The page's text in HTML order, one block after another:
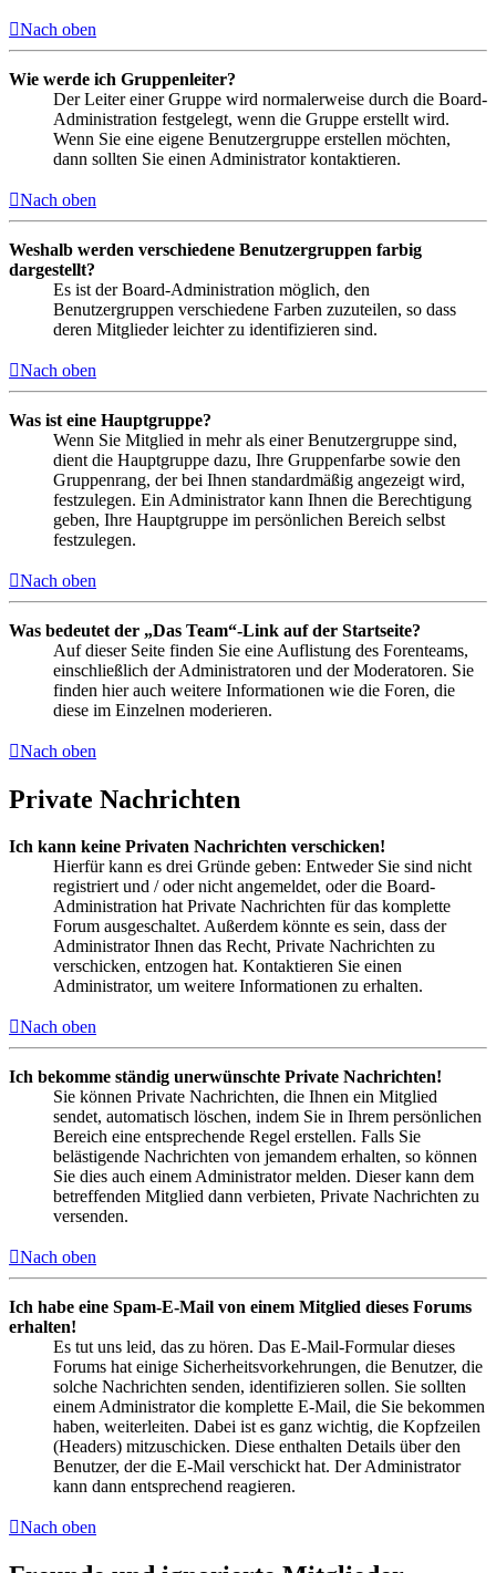
Nach oben
Wie werde ich Gruppenleiter?
Der Leiter einer Gruppe wird normalerweise durch die Board-
Administration festgelegt, wenn die Gruppe erstellt wird.
Wenn Sie eine eigene Benutzergruppe erstellen möchten,
dann sollten Sie einen Administrator kontaktieren.
Nach oben
Weshalb werden verschiedene Benutzergruppen farbig
dargestellt?
Es ist der Board-Administration möglich, den
Benutzergruppen verschiedene Farben zuzuteilen, so dass
deren Mitglieder leichter zu identifizieren sind.
Nach oben
Was ist eine Hauptgruppe?
Wenn Sie Mitglied in mehr als einer Benutzergruppe sind,
dient die Hauptgruppe dazu, Ihre Gruppenfarbe sowie den
Gruppenrang, der bei Ihnen standardmäßig angezeigt wird,
festzulegen. Ein Administrator kann Ihnen die Berechtigung
geben, Ihre Hauptgruppe im persönlichen Bereich selbst
festzulegen.
Nach oben
Was bedeutet der „Das Team“-Link auf der Startseite?
Auf dieser Seite finden Sie eine Auflistung des Forenteams,
einschließlich der Administratoren und der Moderatoren. Sie
finden hier auch weitere Informationen wie die Foren, die
diese im Einzelnen moderieren.
Nach oben
Private Nachrichten
Ich kann keine Privaten Nachrichten verschicken!
Hierfür kann es drei Gründe geben: Entweder Sie sind nicht
registriert und / oder nicht angemeldet, oder die Board-
Administration hat Private Nachrichten für das komplette
Forum ausgeschaltet. Außerdem könnte es sein, dass der
Administrator Ihnen das Recht, Private Nachrichten zu
verschicken, entzogen hat. Kontaktieren Sie einen
Administrator, um weitere Informationen zu erhalten.
Nach oben
Ich bekomme ständig unerwünschte Private Nachrichten!
Sie können Private Nachrichten, die Ihnen ein Mitglied
sendet, automatisch löschen, indem Sie in Ihrem persönlichen
Bereich eine entsprechende Regel erstellen. Falls Sie
belästigende Nachrichten von jemandem erhalten, so können
Sie dies auch einem Administrator melden. Dieser kann dem
betreffenden Mitglied dann verbieten, Private Nachrichten zu
versenden.
Nach oben
Ich habe eine Spam-E-Mail von einem Mitglied dieses Forums
erhalten!
Es tut uns leid, das zu hören. Das E-Mail-Formular dieses
Forums hat einige Sicherheitsvorkehrungen, die Benutzer, die
solche Nachrichten senden, identifizieren sollen. Sie sollten
einem Administrator die komplette E-Mail, die Sie bekommen
haben, weiterleiten. Dabei ist es ganz wichtig, die Kopfzeilen
(Headers) mitzuschicken. Diese enthalten Details über den
Benutzer, der die E-Mail verschickt hat. Der Administrator
kann dann entsprechend reagieren.
Nach oben